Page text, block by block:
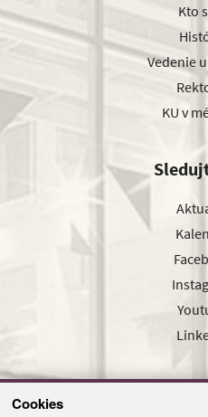
Cookies
Kto
Vedenie
KU v